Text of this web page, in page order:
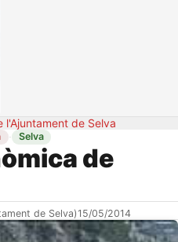
l'Ajuntament de Selva
· Selva
de
de Selva)15/05/2014